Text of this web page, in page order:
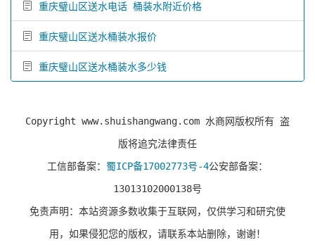
重庆璧山区送水电话 桶装水附近价格
重庆璧山区送水桶装水报价
重庆璧山区送水桶装水多少钱
Copyright www.shuishangwang.com 水商网版权所有 盗
版将追究法律责任
工信部备案： 蜀ICP备17002773号-4公安部备案：
13013102000138号
免责声明：本站资源多数收集于互联网，仅供学习和研究使
用，如果侵犯您的版权，请联系本站删除，谢谢！